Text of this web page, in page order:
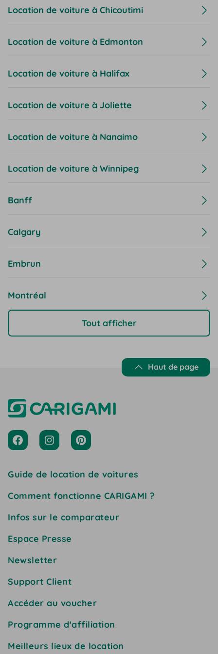
Location de voiture à Chicoutimi
Location de voiture à Edmonton
Location de voiture à Halifax
Location de voiture à Joliette
Location de voiture à Nanaimo
Location de voiture à Winnipeg
Banff
Calgary
Embrun
Montréal
Tout afficher
Haut de page
Guide de location de voitures
Comment fonctionne CARIGAMI ?
Infos sur le comparateur
Espace Presse
Newsletter
Support Client
Accéder au voucher
Programme d'affiliation
Meilleurs lieux de location